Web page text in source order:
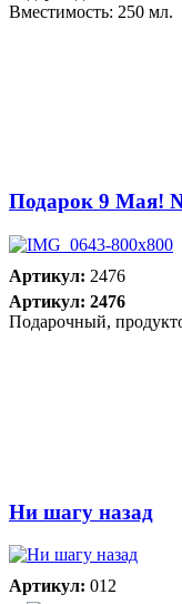
Вместимость: 250 мл.
Подарок 9 Мая!
Артикул: 2476
Артикул: 2476
Подарочный,
Ни шагу назад
Артикул: 012